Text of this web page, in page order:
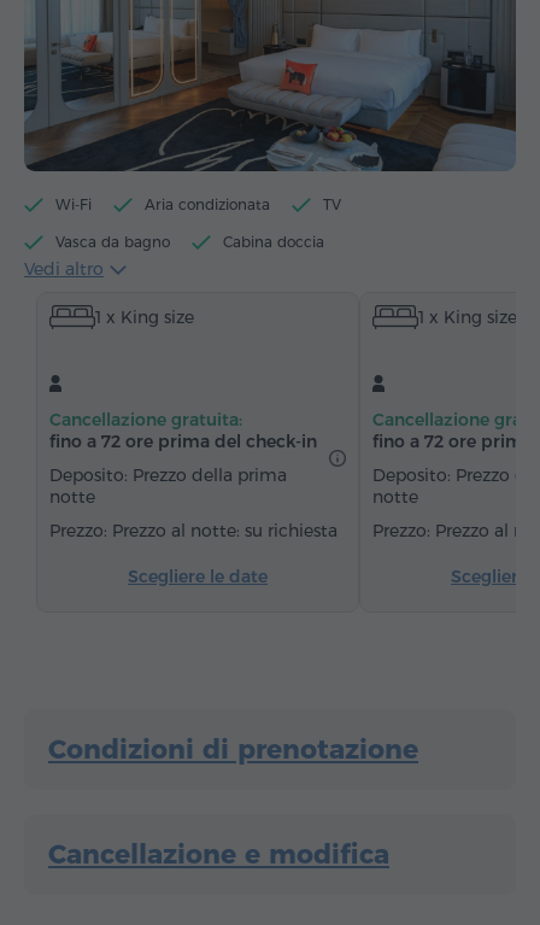
Wi-Fi Aria condizionata TV
Vasca da bagno Cabina doccia
Macchina per il caffè
Articoli da toeletta Accappatoio
Armadio/Guardaroba
Tavolo Divano Sedia
Cassaforte Telefono Servizio sveglia
Canali via cavo Pavimenti in parquet
Acqua in bottiglia Tè/Caffè
Vedi altro
1 x King size
Cancellazione gratuita:
fino a 72 ore prima del check‑in
Deposito: Prezzo della prima
notte
Prezzo al notte: su richiesta
Scegliere le date
1 x King size
Cancellazione
fino a 72 ore prima
Deposito: Prezzo
notte
Prezzo al
Scegliere
Condizioni di prenotazione
Cancellazione e modifica